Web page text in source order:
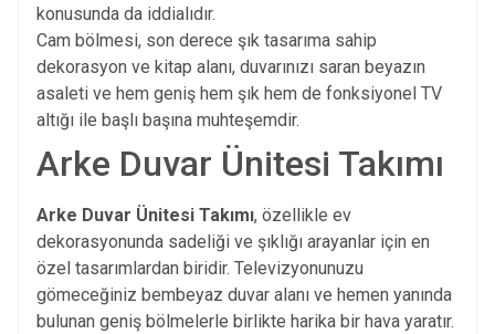
konusunda da iddialıdır.
Cam bölmesi, son derece şık tasarıma sahip
dekorasyon ve kitap alanı, duvarınızı saran beyazın
asaleti ve hem geniş hem şık hem de fonksiyonel TV
altığı ile başlı başına muhteşemdir.
Arke Duvar Ünitesi Takımı
Arke Duvar Ünitesi Takımı, özellikle ev
dekorasyonunda sadeliği ve şıklığı arayanlar için en
özel tasarımlardan biridir. Televizyonunuzu
gömeceğiniz bembeyaz duvar alanı ve hemen yanında
bulunan geniş bölmelerle birlikte harika bir hava yaratır.